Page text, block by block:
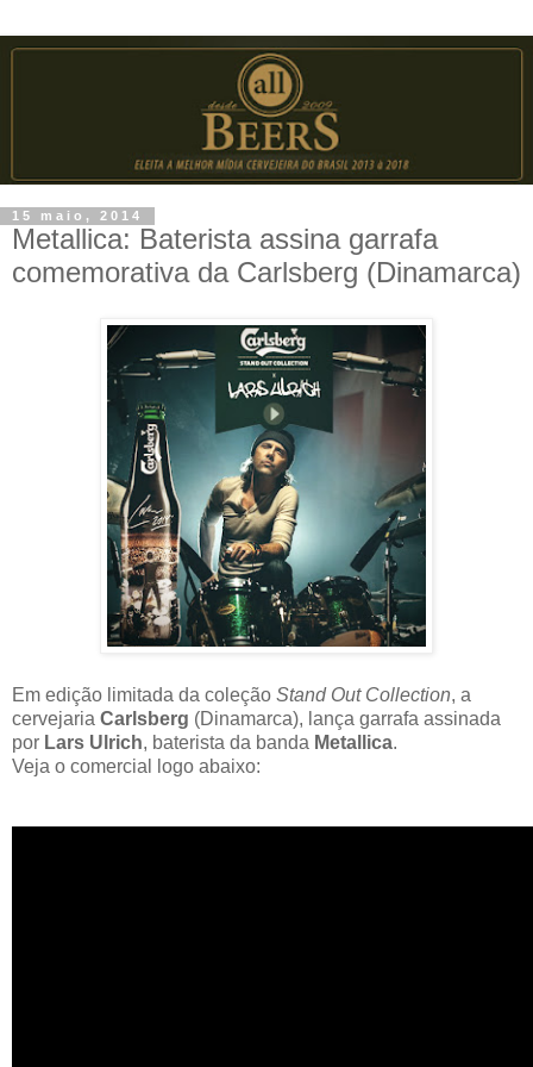
15 maio, 2014
Metallica: Baterista assina garrafa
comemorativa da Carlsberg (Dinamarca)
Em edição limitada da coleção Stand Out Collection, a
cervejaria Carlsberg (Dinamarca), lança garrafa assinada
por Lars Ulrich, baterista da banda Metallica.
Veja o comercial logo abaixo: